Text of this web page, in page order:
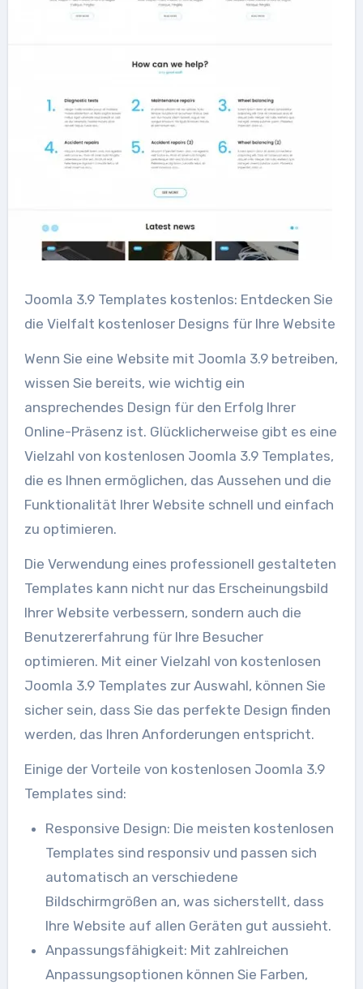
Joomla 3.9 Templates kostenlos: Entdecken Sie
die Vielfalt kostenloser Designs für Ihre Website
Wenn Sie eine Website mit Joomla 3.9 betreiben,
wissen Sie bereits, wie wichtig ein
ansprechendes Design für den Erfolg Ihrer
Online-Präsenz ist. Glücklicherweise gibt es eine
Vielzahl von kostenlosen Joomla 3.9 Templates,
die es Ihnen ermöglichen, das Aussehen und die
Funktionalität Ihrer Website schnell und einfach
zu optimieren.
Die Verwendung eines professionell gestalteten
Templates kann nicht nur das Erscheinungsbild
Ihrer Website verbessern, sondern auch die
Benutzererfahrung für Ihre Besucher
optimieren. Mit einer Vielzahl von kostenlosen
Joomla 3.9 Templates zur Auswahl, können Sie
sicher sein, dass Sie das perfekte Design finden
werden, das Ihren Anforderungen entspricht.
Einige der Vorteile von kostenlosen Joomla 3.9
Templates sind:
Responsive Design: Die meisten kostenlosen
Templates sind responsiv und passen sich
automatisch an verschiedene
Bildschirmgrößen an, was sicherstellt, dass
Ihre Website auf allen Geräten gut aussieht.
Anpassungsfähigkeit: Mit zahlreichen
Anpassungsoptionen können Sie Farben,